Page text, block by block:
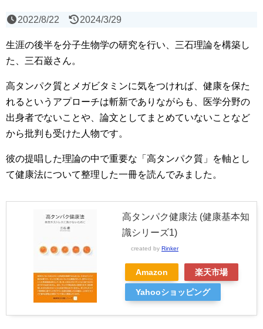
2022/8/22 2024/3/29
生涯の後半を分子生物学の研究を行い、三石理論を構築し
た、三石巌さん。
高タンパク質とメガビタミンに気をつければ、健康を保た
れるというアプローチは斬新でありながらも、医学分野の
出身者でないことや、論文としてまとめていないことなど
から批判も受けた人物です。
彼の提唱した理論の中で重要な「高タンパク質」を軸とし
て健康法について整理した一冊を読んでみました。
高タンパク健康法 (健康基本知
識シリーズ1)
created by Rinker
Amazon 楽天市場
Yahooショッピング